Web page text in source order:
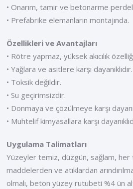
• Onarım, tamir ve betonarme
• Prefabrike elemanların montajında.
Özellikleri ve Avantajları
• Rötre yapmaz, yüksek akıcılık
• Yağlara ve asitlere karşı dayanıklıdır.
• Toksik değildir.
• Su geçirimsizdir.
• Donmaya ve çözülmeye karşı
• Muhtelif kimyasallara karşı
Uygulama Talimatları
Yüzeyler temiz, düzgün, sağlam, her
maddelerden ve atıklardan
olmalı, beton yüzey rutubeti %4 ün